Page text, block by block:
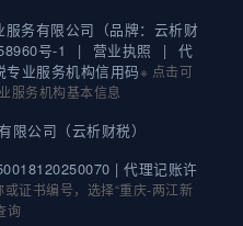
务有限公司（品牌：云析财
号-1 | 营业执照 |
代
专业服务机构信用码※ 点击可
服务机构基本信息
限公司（云析财税）
|代理记账许
证书编号，选择“重庆-两江新
询